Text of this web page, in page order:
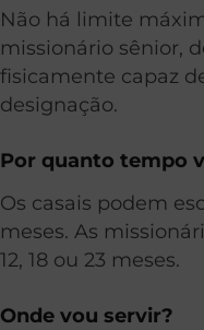
Não há limite
missionário sênior,
fisicamente capaz
designação.
Por quanto tempo
Os casais podem
meses. As
12, 18 ou 23 meses.
Onde vou servir?